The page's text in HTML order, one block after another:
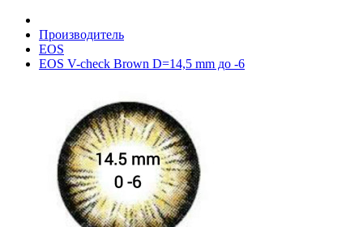
Производитель
EOS
EOS V-check Brown D=14,5 mm до -6